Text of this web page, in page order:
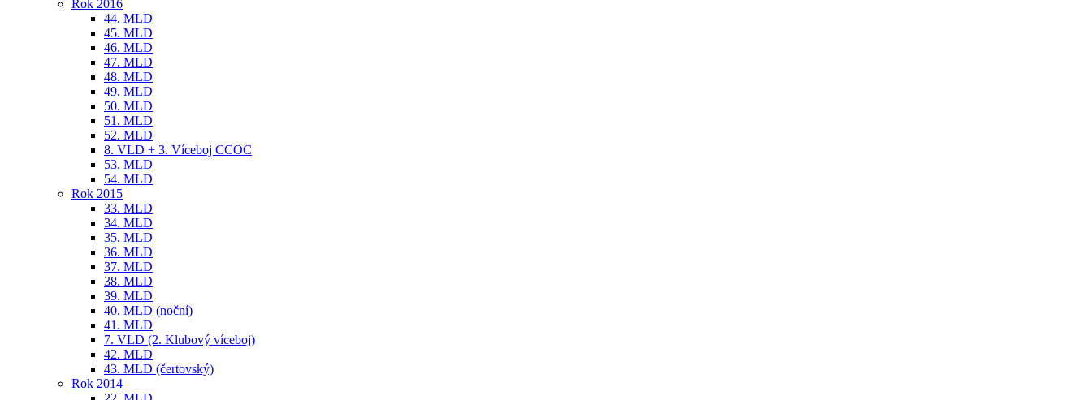
Rok 2016
44. MLD
45. MLD
46. MLD
47. MLD
48. MLD
49. MLD
50. MLD
51. MLD
52. MLD
8. VLD + 3. Víceboj CCOC
53. MLD
54. MLD
Rok 2015
33. MLD
34. MLD
35. MLD
36. MLD
37. MLD
38. MLD
39. MLD
40. MLD (noční)
41. MLD
7. VLD (2. Klubový víceboj)
42. MLD
43. MLD (čertovský)
Rok 2014